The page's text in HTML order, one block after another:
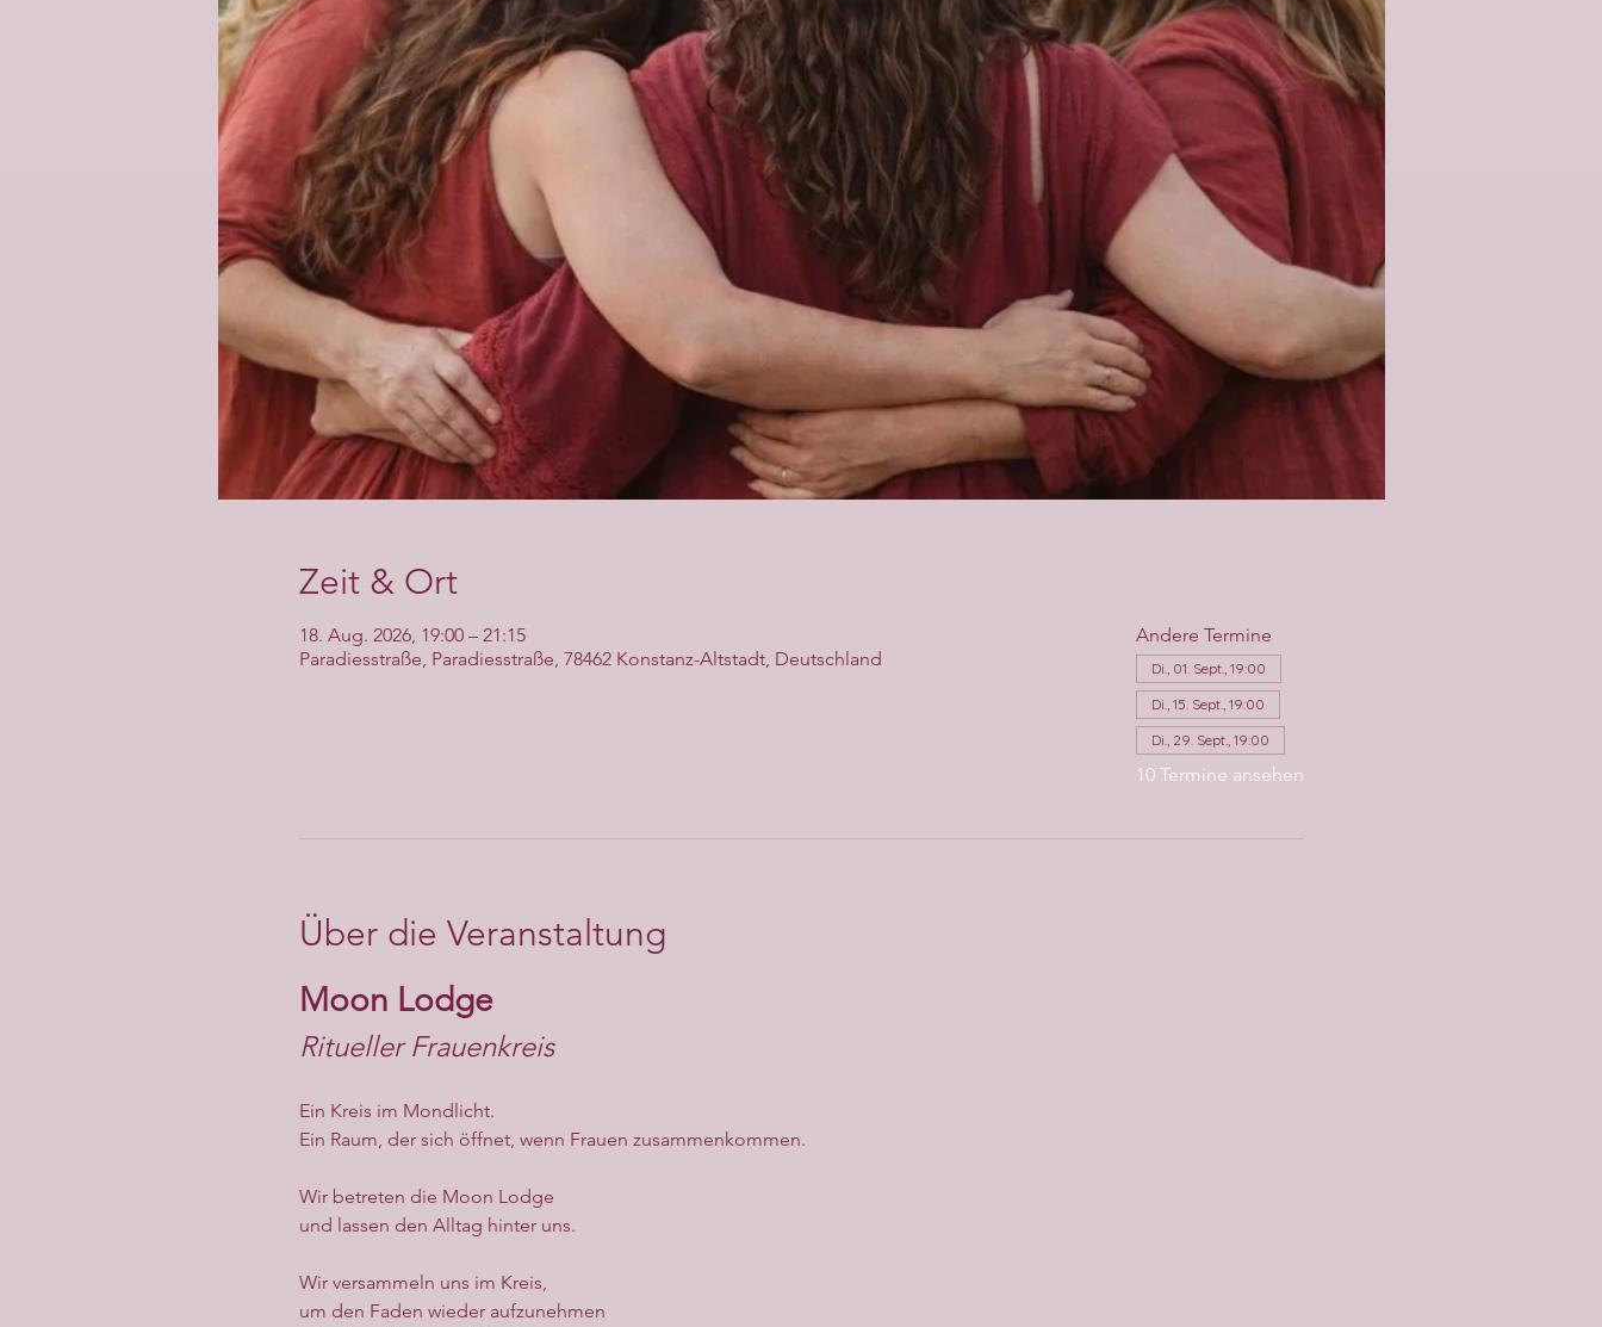
Zeit & Ort
18. Aug. 2026, 19:00 – 21:15
Paradiesstraße, Paradiesstraße, 78462 Konstanz-Altstadt, Deutschland
Andere Termine
Di., 01. Sept., 19:00
Di., 15. Sept., 19:00
Di., 29. Sept., 19:00
10 Termine ansehen
Über die Veranstaltung
Moon Lodge
Ritueller Frauenkreis
Ein Kreis im Mondlicht.
Ein Raum, der sich öffnet, wenn Frauen zusammenkommen.
Wir betreten die Moon Lodge
und lassen den Alltag hinter uns.
Wir versammeln uns im Kreis,
um den Faden wieder aufzunehmen